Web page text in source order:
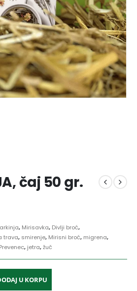
čaj 50 gr.
, Mirisavka, Divlji broć,
trava, smirenje, Mirisni broć, migrena,
Prevenec, jetra,žuč
U KORPU